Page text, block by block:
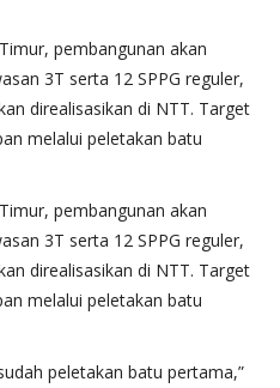
pembangunan akan
3T serta 12 SPPG reguler,
direalisasikan di NTT. Target
melalui peletakan batu
pembangunan akan
3T serta 12 SPPG reguler,
direalisasikan di NTT. Target
melalui peletakan batu
peletakan batu pertama,”